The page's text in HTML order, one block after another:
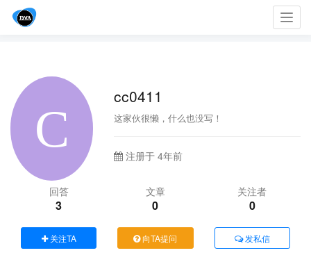
cc0411
这家伙很懒，什么也没写！
注册于 4年前
回答
3
文章
0
关注者
0
关注TA 向TA提问 发私信